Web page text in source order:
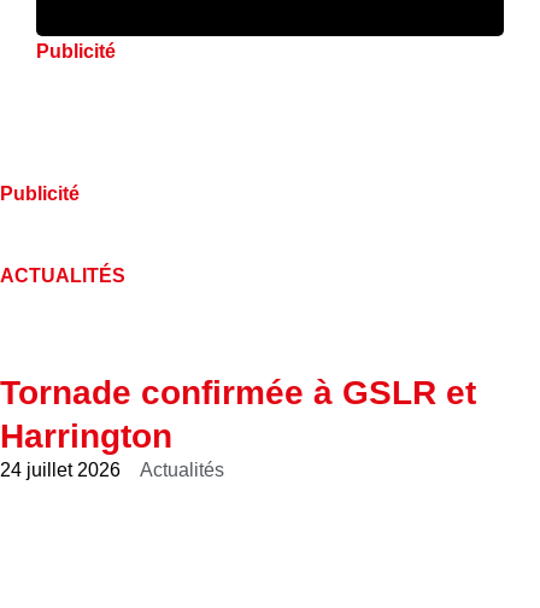
Publicité
Publicité
ACTUALITÉS
Tornade confirmée à GSLR et
Harrington
24 juillet 2026 Actualités